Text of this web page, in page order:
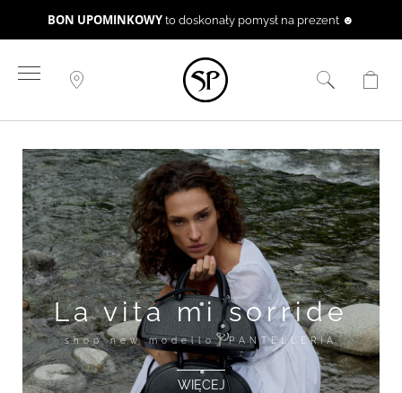
Zrób zakupyi odbierz SHOPPER✔
do
treści
La vita mi sorride
shop new modello: PANTELLERIA
WIĘCEJ